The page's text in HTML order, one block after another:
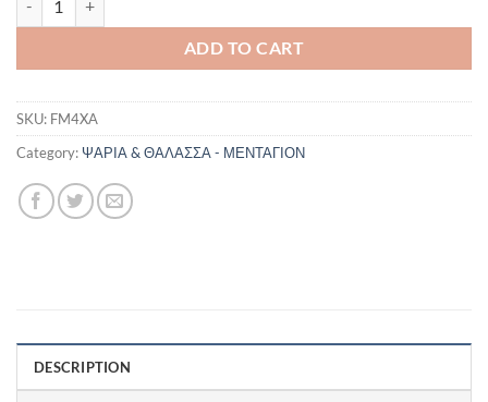
ADD TO CART
SKU: FM4XA
Category: ΨΑΡΙΑ & ΘΑΛΑΣΣΑ - ΜΕΝΤΑΓΙΟΝ
DESCRIPTION